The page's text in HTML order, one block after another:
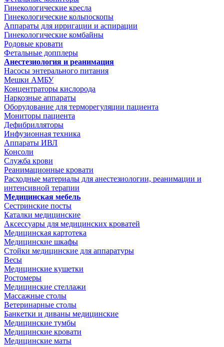
Гинекологические кресла
Гинекологические кольпоскопы
Аппараты для ирригации и аспирации
Гинекологические комбайны
Родовые кровати
Фетальные допплеры
Анестезиология и реанимация
Насосы энтерального питания
Мешки АМБУ
Концентраторы кислорода
Наркозные аппараты
Оборудование для терморегуляции пациента
Мониторы пациента
Дефибрилляторы
Инфузионная техника
Аппараты ИВЛ
Консоли
Служба крови
Реанимационные кровати
Расходные материалы для анестезиологии, реанимации и
интенсивной терапии
Медицинская мебель
Сестринские посты
Каталки медицинские
Аксессуары для медицинских кроватей
Медицинская картотека
Медицинские шкафы
Стойки медицинские для аппаратуры
Весы
Медицинские кушетки
Ростомеры
Медицинские стеллажи
Массажные столы
Ветеринарные столы
Банкетки и диваны медицинские
Медицинские тумбы
Медицинские кровати
Медицинские маты